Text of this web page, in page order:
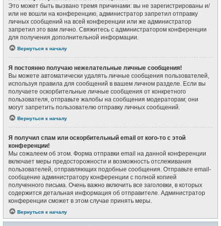
Это может быть вызвано тремя причинами: вы не зарегистрированы и/
или не вошли на конференцию, администратор запретил отправку
личных сообщений на всей конференции или же администратор
запретил это вам лично. Свяжитесь с администратором конференции
для получения дополнительной информации.
Вернуться к началу
Я постоянно получаю нежелательные личные сообщения!
Вы можете автоматически удалять личные сообщения пользователей,
используя правила для сообщений в вашем личном разделе. Если вы
получаете оскорбительные личные сообщения от конкретного
пользователя, отправьте жалобы на сообщения модераторам; они
могут запретить пользователю отправку личных сообщений.
Вернуться к началу
Я получил спам или оскорбительный email от кого-то с этой
конференции!
Мы сожалеем об этом. Форма отправки email на данной конференции
включает меры предосторожности и возможность отслеживания
пользователей, отправляющих подобные сообщения. Отправьте email-
сообщение администратору конференции с полной копией
полученного письма. Очень важно включить все заголовки, в которых
содержится детальная информация об отправителе. Администратор
конференции сможет в этом случае принять меры.
Вернуться к началу